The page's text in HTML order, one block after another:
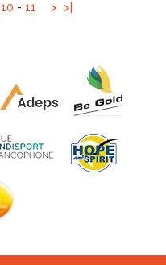
10 - 11 > >|